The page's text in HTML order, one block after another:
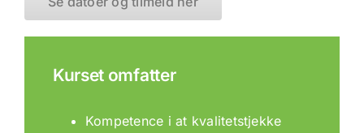
Kurset omfatter
Kompetence i at kvalitetstjekke